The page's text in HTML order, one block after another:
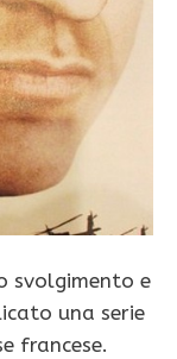
svolgimento e
una serie
francese.